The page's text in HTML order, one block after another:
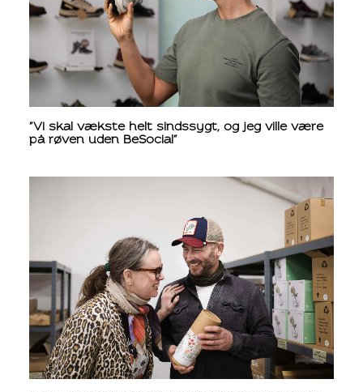
”Vi skal vækste helt sindssygt, og jeg ville være
på røven uden BeSocial”